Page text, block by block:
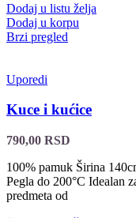
Dodaj u listu želja
Dodaj u korpu
Brzi pregled
Uporedi
Kuce i kućice
790,00 RSD
100% pamuk Širina
Pegla do 200°C Idealan
predmeta od